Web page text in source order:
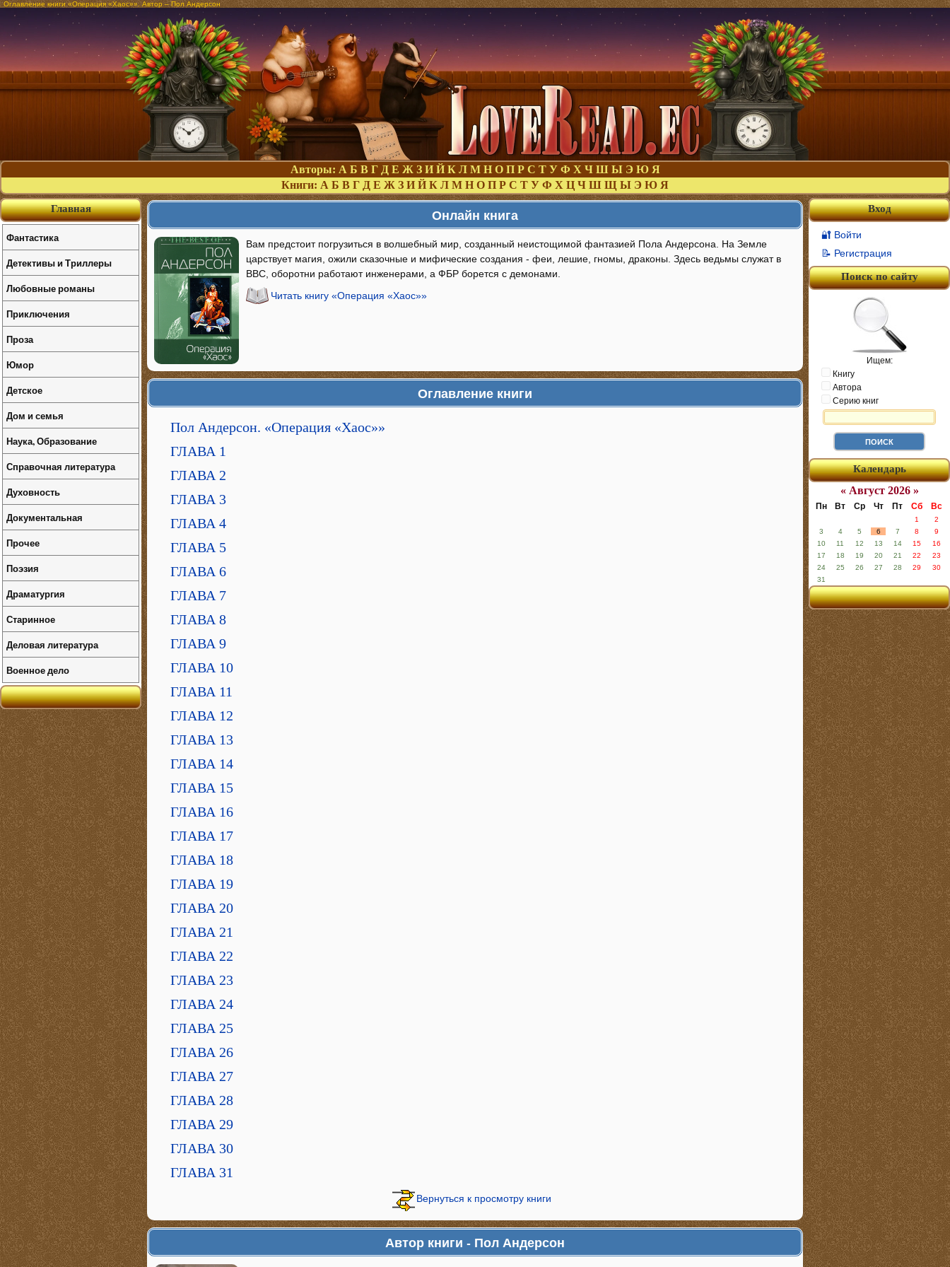
Оглавление книги «Операция «Хаос»». Автор – Пол Андерсон
Авторы: А Б В Г Д Е Ж З И Й К Л М Н О П Р С Т У Ф Х Ч Ш Ы Э Ю Я
Книги: А Б В Г Д Е Ж З И Й К Л М Н О П Р С Т У Ф Х Ц Ч Ш Щ Ы Э Ю Я
Онлайн книга
Вам предстоит погрузиться в волшебный мир, созданный неистощимой фантазией Пола Андерсона. На Земле
царствует магия, ожили сказочные и мифические создания - феи, лешие, гномы, драконы. Здесь ведьмы служат в
ВВС, оборотни работают инженерами, а ФБР борется с демонами.
Читать книгу «Операция «Хаос»»
Оглавление книги
Пол Андерсон. «Операция «Хаос»»
ГЛАВА 1
ГЛАВА 2
ГЛАВА 3
ГЛАВА 4
ГЛАВА 5
ГЛАВА 6
ГЛАВА 7
ГЛАВА 8
ГЛАВА 9
ГЛАВА 10
ГЛАВА 11
ГЛАВА 12
ГЛАВА 13
ГЛАВА 14
ГЛАВА 15
ГЛАВА 16
ГЛАВА 17
ГЛАВА 18
ГЛАВА 19
ГЛАВА 20
ГЛАВА 21
ГЛАВА 22
ГЛАВА 23
ГЛАВА 24
ГЛАВА 25
ГЛАВА 26
ГЛАВА 27
ГЛАВА 28
ГЛАВА 29
ГЛАВА 30
ГЛАВА 31
Вернуться к просмотру книги
Автор книги - Пол Андерсон
Вход
🔐 Войти
📝 Регистрация
Поиск по сайту
Ищем:
Книгу
Автора
Серию книг
Календарь
« Август 2026 »
Пн Вт Ср Чт Пт Сб Вс
1
2
3
4 5 6 7 8
9
10
11 12 13 14 15
16
17
18 19 20 21 22
23
24
25 26 27 28 29
30
31
Главная
Фантастика
Детективы и Триллеры
Любовные романы
Приключения
Проза
Юмор
Детское
Дом и семья
Наука, Образование
Справочная литература
Духовность
Документальная
Прочее
Поэзия
Драматургия
Старинное
Деловая литература
Военное дело